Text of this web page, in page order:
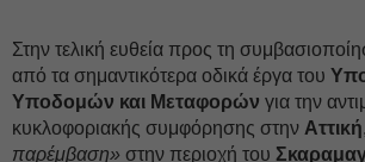
Στην τελική ευθεία προς τη
από τα σημαντικότερα οδικά έργα του
Υποδομών και Μεταφορών για την
κυκλοφοριακής συμφόρησης στην Αττική
παρέμβαση» στην περιοχή του